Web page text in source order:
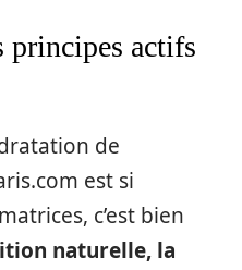
principes actifs
de
est si
c’est bien
naturelle, la